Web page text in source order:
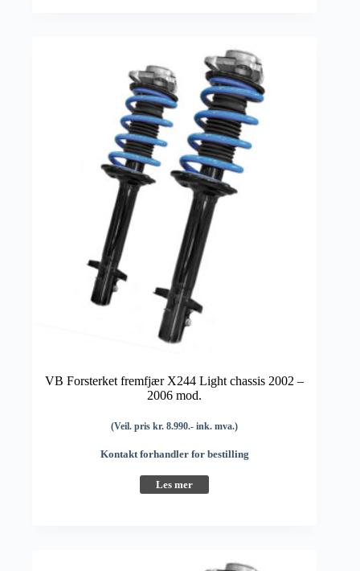
VB Forsterket fremfjær X244 Light chassis 2002 –
2006 mod.
(Veil. pris kr. 8.990.- ink. mva.)
Kontakt forhandler for bestilling
Les mer